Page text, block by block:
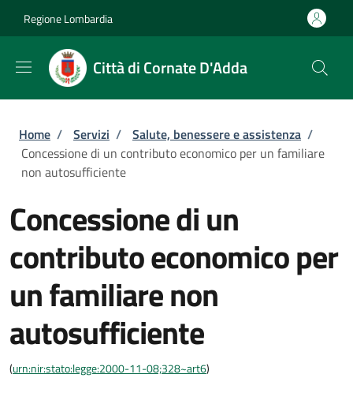
Regione Lombardia
Città di Cornate D'Adda
Briciole di pane
Home / Servizi / Salute, benessere e assistenza /
Concessione di un contributo economico per un familiare
non autosufficiente
Concessione di un
contributo economico per
un familiare non
autosufficiente
(urn:nir:stato:legge:2000-11-08;328~art6)